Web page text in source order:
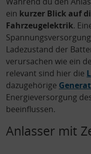
ein kurzer Blick auf
Fahrzeugelektrik.
Ladezustand der
verursachen wie ein
relevant sind hier die
dazugehörige
Energieversorgung
beeinflussen.
Anlasser mit